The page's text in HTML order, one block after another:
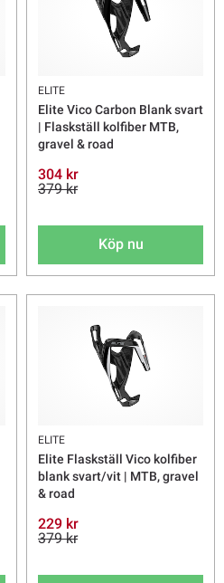
ELITE
Elite Vico Carbon Blank svart
| Flaskställ kolfiber MTB,
gravel & road
304 kr
379 kr
Köp nu
ELITE
Elite Flaskställ Vico kolfiber
blank svart/vit | MTB, gravel
& road
229 kr
379 kr